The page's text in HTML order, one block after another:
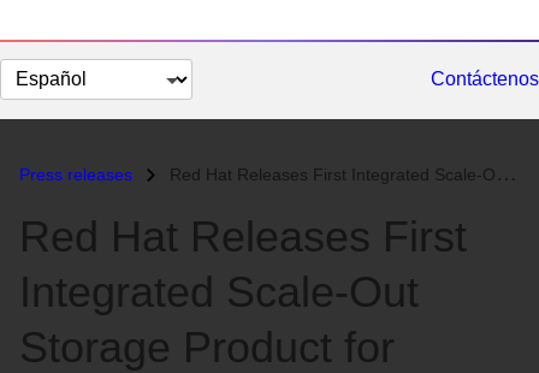
Cambiar
el
Contáctenos
Press releases Red Hat Releases First Integrated Scale-Out Storage Product for Unstru...
Red Hat Releases First
Integrated Scale-Out
Storage Product for